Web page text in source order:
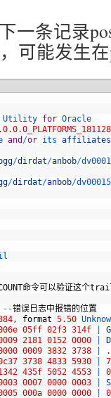
一条记录
可能发生
Utility for Oracle
and /or its affiliates
/dirdat/anbob/
/dirdat/anbob/
命令可以验证这个
--错误日志中报错的位置
, format 5.50
05ff 02f3 314f
G
2181 0152 0000
0009 3832 3738
.
3738 4833 5930
435f 5052 4553
0007 0000 0003
000a 0000 0000